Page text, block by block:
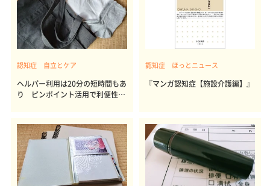
認知症 自立とケア
ヘルパー利用は20分の短時間もあ
り ピンポイント活用で利便性ア
認知症 ほっとニュース
『マンガ認知症【施設介護編】』